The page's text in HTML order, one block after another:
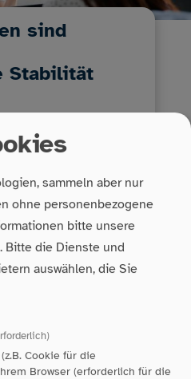
sind
Stabilität
sammeln aber nur
ohne personenbezogene
bitte unsere
Bitte die Dienste und
auswählen, die Sie
Cookie für die
Browser (erforderlich für die